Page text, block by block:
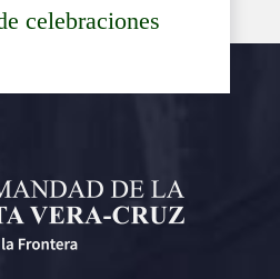
celebraciones